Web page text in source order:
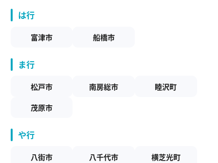
は行
富津市 船橋市
ま行
松戸市 南房総市
睦沢町
茂原市
や行
八街市 八千代市
横芝光町